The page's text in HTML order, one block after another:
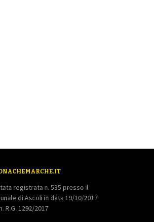
registrata n. 535 presso il
di Ascoli in data 19/10/2017
R.G. 1292/2017